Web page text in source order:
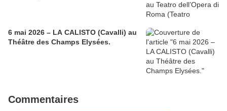
6 mai 2026 – LA CALISTO (Cavalli) au
Théâtre des Champs Elysées.
Commentaires